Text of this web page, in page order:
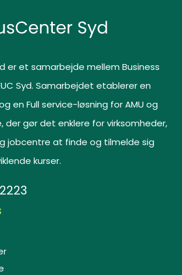
er et samarbejde mellem Business
Syd. Samarbejdet etablerer en
en Full service-løsning for AMU og
der gør det enklere for virksomheder,
jobcentre at finde og tilmelde sig
kurser.